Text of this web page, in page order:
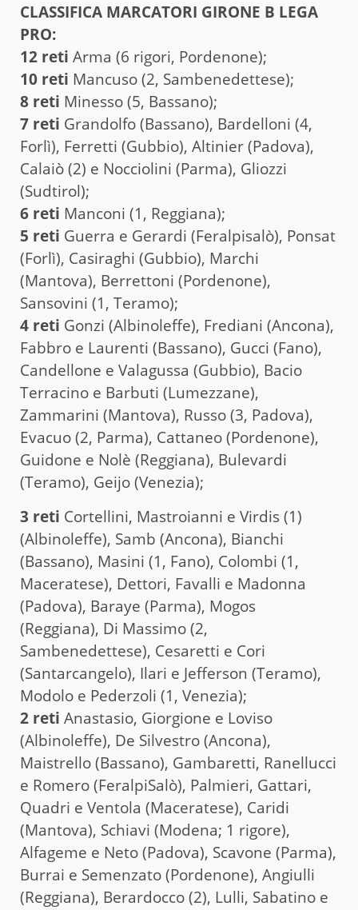
CLASSIFICA MARCATORI GIRONE B LEGA
PRO:
12 reti Arma (6 rigori, Pordenone);
10 reti Mancuso (2, Sambenedettese);
8 reti Minesso (5, Bassano);
7 reti Grandolfo (Bassano), Bardelloni (4,
Forlì), Ferretti (Gubbio), Altinier (Padova),
Calaiò (2) e Nocciolini (Parma), Gliozzi
(Sudtirol);
6 reti Manconi (1, Reggiana);
5 reti Guerra e Gerardi (Feralpisalò), Ponsat
(Forlì), Casiraghi (Gubbio), Marchi
(Mantova), Berrettoni (Pordenone),
Sansovini (1, Teramo);
4 reti Gonzi (Albinoleffe), Frediani (Ancona),
Fabbro e Laurenti (Bassano), Gucci (Fano),
Candellone e Valagussa (Gubbio), Bacio
Terracino e Barbuti (Lumezzane),
Zammarini (Mantova), Russo (3, Padova),
Evacuo (2, Parma), Cattaneo (Pordenone),
Guidone e Nolè (Reggiana), Bulevardi
(Teramo), Geijo (Venezia);
3 reti Cortellini, Mastroianni e Virdis (1)
(Albinoleffe), Samb (Ancona), Bianchi
(Bassano), Masini (1, Fano), Colombi (1,
Maceratese), Dettori, Favalli e Madonna
(Padova), Baraye (Parma), Mogos
(Reggiana), Di Massimo (2,
Sambenedettese), Cesaretti e Cori
(Santarcangelo), Ilari e Jefferson (Teramo),
Modolo e Pederzoli (1, Venezia);
2 reti Anastasio, Giorgione e Loviso
(Albinoleffe), De Silvestro (Ancona),
Maistrello (Bassano), Gambaretti, Ranellucci
e Romero (FeralpiSalò), Palmieri, Gattari,
Quadri e Ventola (Maceratese), Caridi
(Mantova), Schiavi (Modena; 1 rigore),
Alfageme e Neto (Padova), Scavone (Parma),
Burrai e Semenzato (Pordenone), Angiulli
(Reggiana), Berardocco (2), Lulli, Sabatino e